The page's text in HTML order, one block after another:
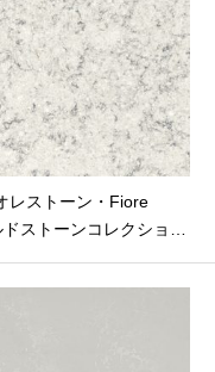
レストーン・Fiore
ドストーンコレクショ…